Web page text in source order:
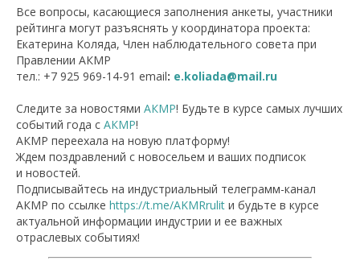
Все вопросы, касающиеся заполнения анкеты, участники
рейтинга могут разъяснять у координатора проекта:
Екатерина Коляда, Член наблюдательного совета при
Правлении АКМР
тел.: +7 925 969-14-91 email: e.koliada@mail.ru
Следите за новостями АКМР! Будьте в курсе самых лучших
событий года c АКМР!
АКМР переехала на новую платформу!
Ждем поздравлений с новосельем и ваших подписок
и новостей.
Подписывайтесь на индустриальный телеграмм-канал
АКМР по ссылке https://t.me/AKMRrulit и будьте в курсе
актуальной информации индустрии и ее важных
отраслевых событиях!